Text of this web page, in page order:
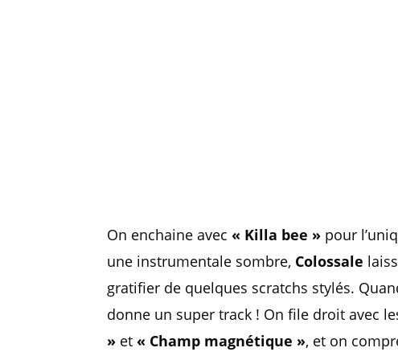
On enchaine avec « Killa bee » pour
une instrumentale sombre, Colossale
gratifier de quelques scratchs stylés.
donne un super track ! On file droit avec
» et « Champ magnétique », et on